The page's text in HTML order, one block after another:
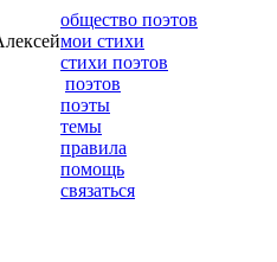
общество поэтов
мои стихи
стихи поэтов
поэтов
поэты
темы
правила
помощь
связаться